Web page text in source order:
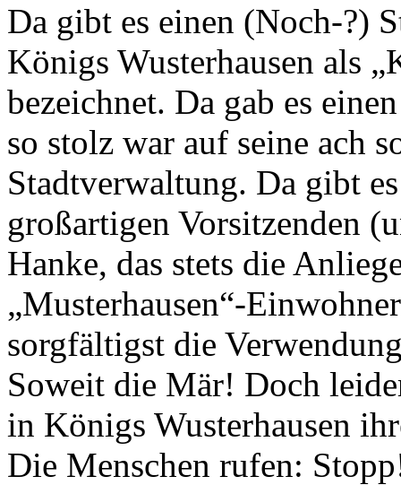
Da gibt es einen (Noch-?)
Königs Wusterhausen als
bezeichnet. Da gab es
so stolz war auf seine ach
Stadtverwaltung. Da gibt
großartigen Vorsitzenden
Hanke, das stets die
„Musterhausen“-
sorgfältigst die
Soweit die Mär! Doch
in Königs Wusterhausen
Die Menschen rufen: